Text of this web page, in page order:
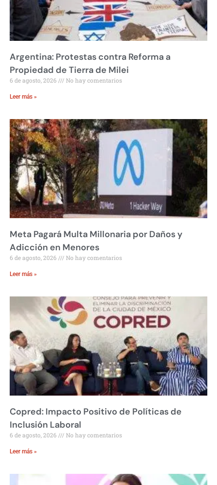
Argentina: Protestas contra Reforma a
Propiedad de Tierra de Milei
6 de agosto, 2026 No hay comentarios
Leer más »
Meta Pagará Multa Millonaria por Daños y
Adicción en Menores
6 de agosto, 2026 No hay comentarios
Leer más »
Copred: Impacto Positivo de Políticas de
Inclusión Laboral
6 de agosto, 2026 No hay comentarios
Leer más »